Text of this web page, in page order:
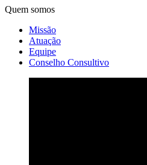
Quem somos
Missão
Atuação
Equipe
Conselho Consultivo